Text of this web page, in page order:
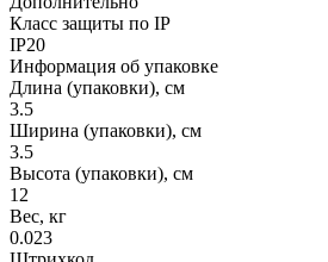
Класс защиты по IP
IP20
Информация об упаковке
Длина (упаковки), см
3.5
Ширина (упаковки), см
3.5
Высота (упаковки), см
12
Вес, кг
0.023